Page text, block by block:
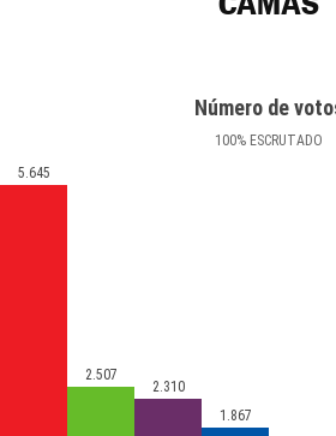
Número de
100% ESCRUTADO
5.645
2.507
2.310
1.867